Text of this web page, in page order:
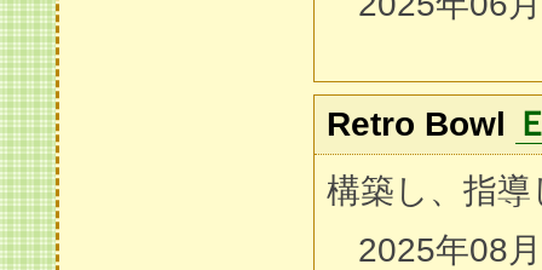
Retro Bowl
構築し、指
2025年08